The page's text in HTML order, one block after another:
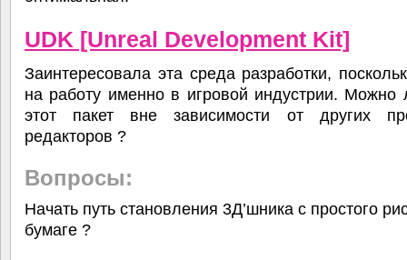
UDK [Unreal Development Kit]
Заинтересовала эта среда разработки,
на работу именно в игровой индустрии. Можно
этот пакет вне зависимости от других
редакторов ?
Вопросы:
Начать путь становления 3Д’шника с простого
бумаге ?